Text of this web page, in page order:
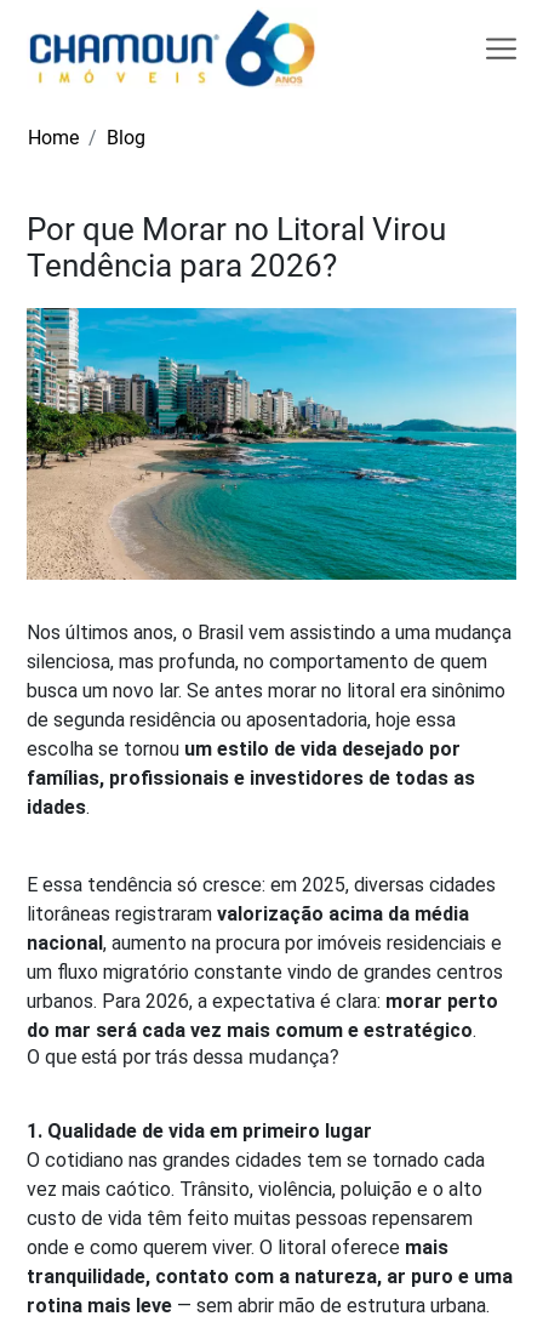
Home Blog
Por que Morar no Litoral Virou
Tendência para 2026?
Nos últimos anos, o Brasil vem assistindo a uma mudança
silenciosa, mas profunda, no comportamento de quem
busca um novo lar. Se antes morar no litoral era sinônimo
de segunda residência ou aposentadoria, hoje essa
escolha se tornou um estilo de vida desejado por
famílias, profissionais e investidores de todas as
idades.
E essa tendência só cresce: em 2025, diversas cidades
litorâneas registraramvalorização acima da média
nacional, aumento na procura por imóveis residenciais e
um fluxo migratório constante vindo de grandes centros
urbanos. Para 2026, a expectativa é clara: morar perto
do mar será cada vez mais comum e estratégico.
O que está por trás dessa mudança?
1. Qualidade de vida em primeiro lugar
O cotidiano nas grandes cidades tem se tornado cada
vez mais caótico. Trânsito, violência, poluição e o alto
custo de vida têm feito muitas pessoas repensarem
onde e como querem viver. O litoral oferece mais
tranquilidade, contato com a natureza, ar puro e uma
rotina mais leve — sem abrir mão de estrutura urbana.